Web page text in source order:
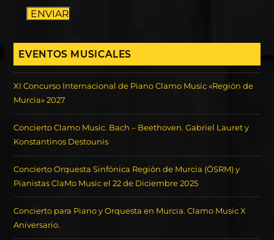
ENVIAR
EVENTOS MUSICALES
XI Concurso Internacional de Piano Clamo Music «Región de
Murcia» 2027
Concierto Clamo Music. Bach – Beethoven. Gabriel Lauret y
Konstantinos Destounis
Concierto Orquesta Sinfónica Región de Murcia (ÖSRM) y
Pianistas ClaMo Music el 22 de Diciembre 2025
Concierto para Piano y Orquesta en Murcia. Clamo Music X
Aniversario.